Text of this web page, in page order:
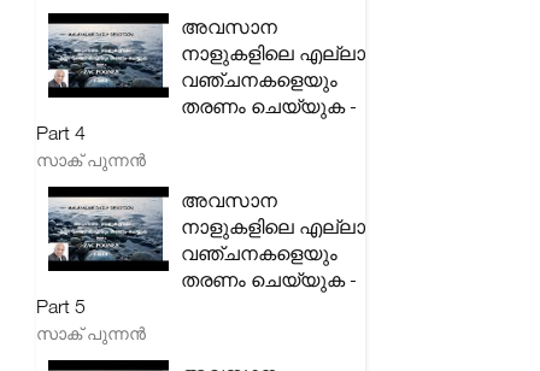
അവസാന
നാളുകളിലെ എല്ലാ
വഞ്ചനകളെയും
തരണം ചെയ്യുക -
Part 4
സാക് പുന്നൻ
അവസാന
നാളുകളിലെ എല്ലാ
വഞ്ചനകളെയും
തരണം ചെയ്യുക -
Part 5
സാക് പുന്നൻ